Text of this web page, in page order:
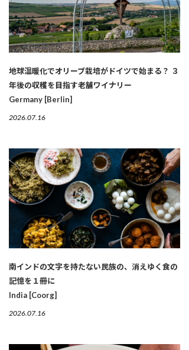
地球温暖化でオリーブ栽培がドイツで始まる？ ３
年後の収穫を目指す老舗ワイナリー
Germany [Berlin]
2026.07.16
南インドの文字を持たない民族の、消えゆく食の
記憶を１冊に
India [Coorg]
2026.07.16